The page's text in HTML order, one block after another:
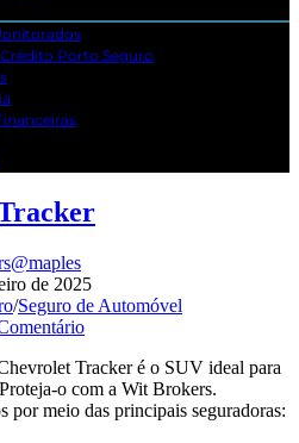
Porto Seguro
de 2025
/Seguro de Automóvel
Tracker é o SUV ideal para
o com a Wit Brokers.
por meio das principais seguradoras: